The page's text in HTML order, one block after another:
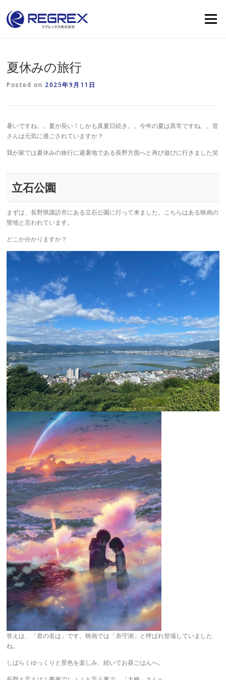
content
Menu
夏休みの旅行
Posted on 2025年9月11日
暑いですね。。夏が長い！しかも真夏日続き。。今年の夏は異常ですね。。皆
さんは元気に過ごされていますか？
我が家では夏休みの旅行に避暑地である長野方面へと再び遊びに行きました笑
立石公園
まずは、長野県諏訪市にある立石公園に行って来ました。こちらはある映画の
聖地と言われています。
どこか分かりますか？
答えは、「君の名は」です。映画では「糸守湖」と呼ばれ登場していました
ね。
しばらくゆっくりと景色を楽しみ、続いてお昼ごはんへ。